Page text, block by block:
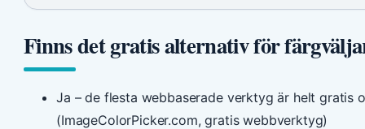
Finns det gratis alternativ för
Ja – de flesta webbaserade verktyg är helt gratis
(ImageColorPicker.com, gratis webbverktyg)